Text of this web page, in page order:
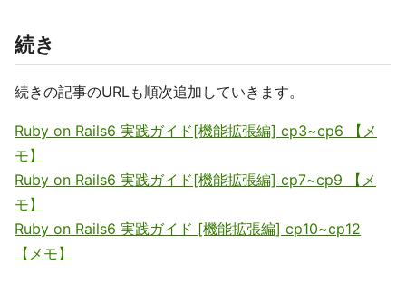
続き
続きの記事のURLも順次追加していきます。
Ruby on Rails6 実践ガイド[機能拡張編] cp3~cp6 【メ
モ】
Ruby on Rails6 実践ガイド[機能拡張編] cp7~cp9 【メ
モ】
Ruby on Rails6 実践ガイド [機能拡張編] cp10~cp12
【メモ】